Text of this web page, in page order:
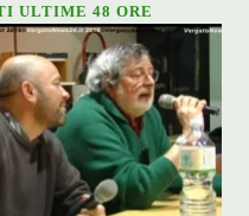
ULTIME 48 ORE